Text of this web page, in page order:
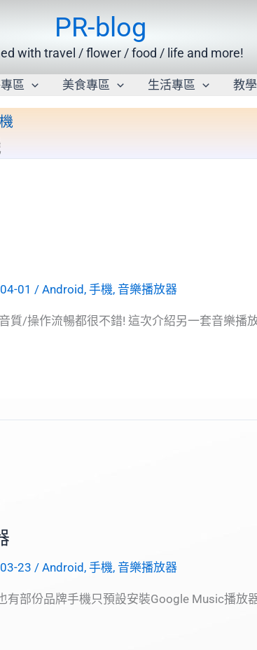
PR-blog
with travel / flower / food / life and more!
區 美食專區 生活專區 教
01 / Android, 手機, 音樂播放器
質/操作流暢都很不錯! 這次介紹另一套音樂播
23 / Android, 手機, 音樂播放器
有部份品牌手機只預設安裝Google Music播放